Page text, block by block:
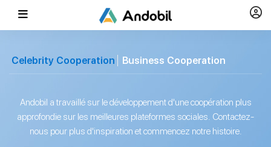
Celebrity Cooperation Business Cooperation
Andobil a travaillé sur le développement d'une coopération plus
approfondie sur les meilleures plateformes sociales. Contactez-
nous pour plus d'inspiration et commencez notre histoire.